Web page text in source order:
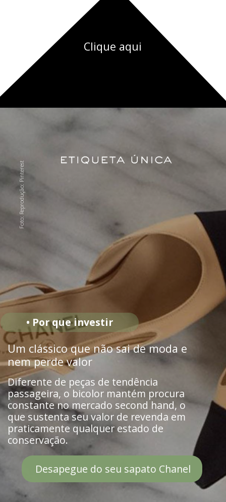
Clique aqui
Desapegue do seu sapato Chanel
Um clássico que não sai de moda e
nem perde valor
• Por que investir
Diferente de peças de tendência
passageira, o bicolor mantém procura
constante no mercado second hand, o
que sustenta seu valor de revenda em
praticamente qualquer estado de
conservação.
Foto: Reprodução: Pinterest